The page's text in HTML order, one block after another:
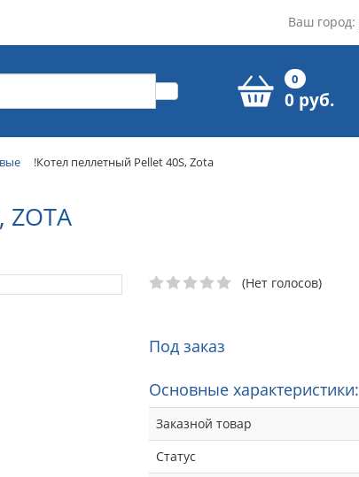
Ваш город:
0
0 руб.
!Котел пеллетный Pellet 40S, Zota
(Нет голосов)
Под заказ
Основные характеристики:
Заказной товар
Статус